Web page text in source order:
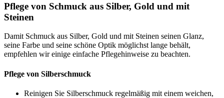
Pflege von Schmuck aus Silber, Gold und mit
Steinen
Damit Schmuck aus Silber, Gold und mit Steinen seinen Glanz,
seine Farbe und seine schöne Optik möglichst lange behält,
empfehlen wir einige einfache Pflegehinweise zu beachten.
Pflege von Silberschmuck
Reinigen Sie Silberschmuck regelmäßig mit einem weichen,